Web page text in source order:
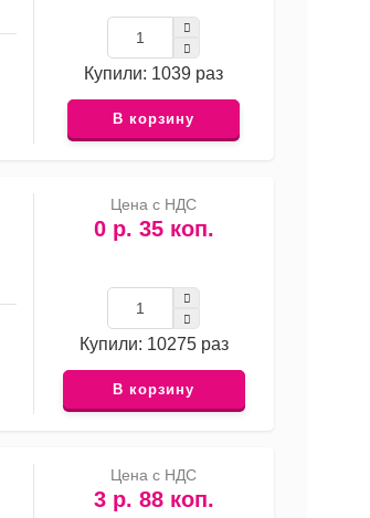
Купили: 1039 раз
В корзину
Цена с НДС
0 р. 35 коп.
Купили: 10275 раз
В корзину
Цена с НДС
3 р. 88 коп.